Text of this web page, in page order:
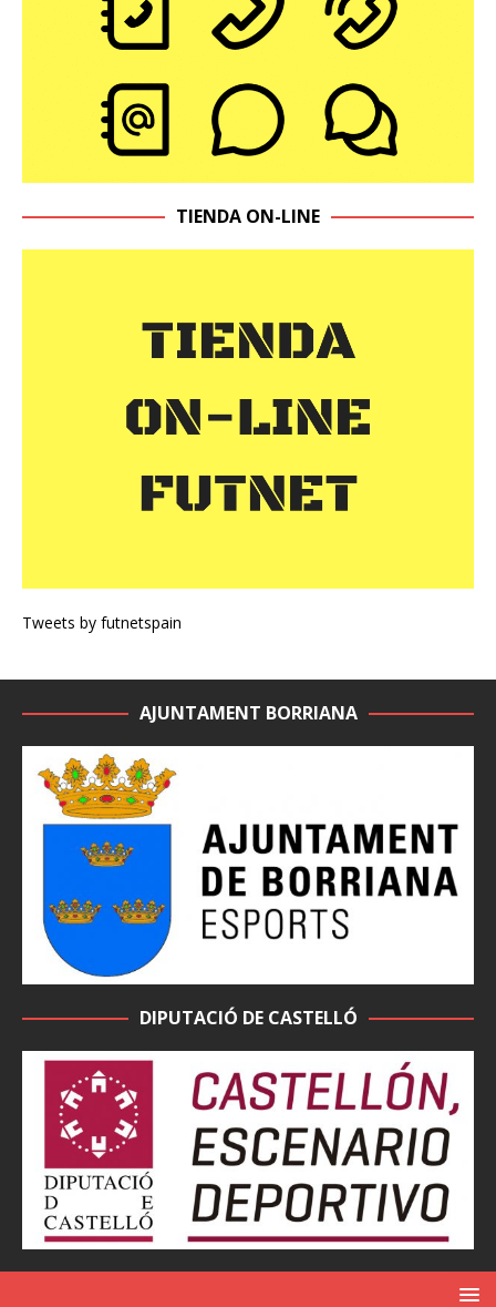
TIENDA ON-LINE
Tweets by futnetspain
AJUNTAMENT BORRIANA
DIPUTACIÓ DE CASTELLÓ